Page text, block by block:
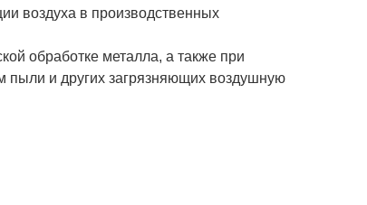
воздуха в производственных
обработке металла, а также при
пыли и других загрязняющих воздушную